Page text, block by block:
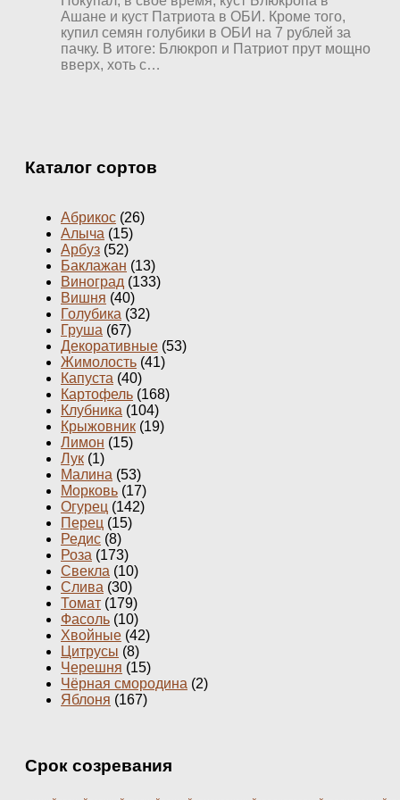
Ашане и куст Патриота в ОБИ. Кроме того,
купил семян голубики в ОБИ на 7 рублей за
пачку. В итоге: Блюкроп и Патриот прут мощно
вверх, хоть с…
Каталог сортов
Абрикос (26)
Алыча (15)
Арбуз (52)
Баклажан (13)
Виноград (133)
Вишня (40)
Голубика (32)
Груша (67)
Декоративные (53)
Жимолость (41)
Капуста (40)
Картофель (168)
Клубника (104)
Крыжовник (19)
Лимон (15)
Лук (1)
Малина (53)
Морковь (17)
Огурец (142)
Перец (15)
Редис (8)
Роза (173)
Свекла (10)
Слива (30)
Томат (179)
Фасоль (10)
Хвойные (42)
Цитрусы (8)
Черешня (15)
Чёрная смородина (2)
Яблоня (167)
Срок созревания